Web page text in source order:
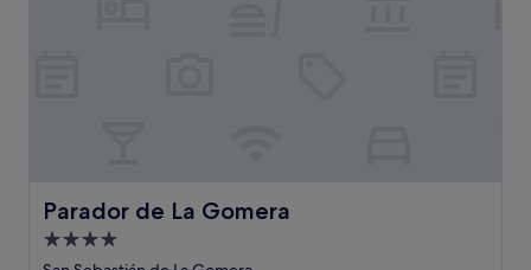
Parador de La Gomera
Parador de La Gomera
4.0